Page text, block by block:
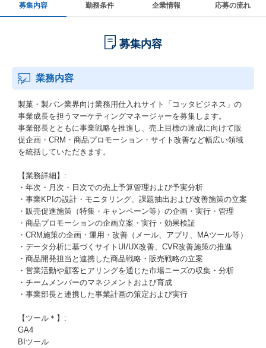
募集内容 勤務条件 企業情報 応募の流れ
募集内容
業務内容
製菓・製パン業界向け業務用仕入れサイト「コッタビジネス」の
事業成長を担うマーケティングマネージャーを募集します。
事業部長とともに事業戦略を推進し、売上目標の達成に向けて販
促企画・CRM・商品プロモーション・サイト改善など幅広い領域
を統括していただきます。
【業務詳細】:
・年次・月次・日次での売上予算管理および予実分析
・事業KPIの設計・モニタリング、課題抽出および改善施策の立案
・販売促進施策（特集・キャンペーン等）の企画・実行・管理
・商品プロモーションの企画立案・実行・効果検証
・CRM施策の企画・運用・改善（メール、アプリ、MAツール等）
・データ分析に基づくサイトUI/UX改善、CVR改善施策の推進
・商品開発担当と連携した商品戦略・販売戦略の立案
・営業活動や顧客ヒアリングを通じた市場ニーズの収集・分析
・チームメンバーのマネジメントおよび育成
・事業部長と連携した事業計画の策定および実行
【ツール＊】:
GA4
BIツール